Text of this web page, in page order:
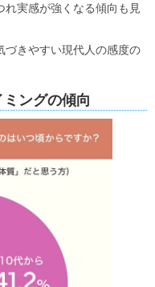
れ実感が強くなる傾向も見
づきやすい現代人の感度の
ングの傾向